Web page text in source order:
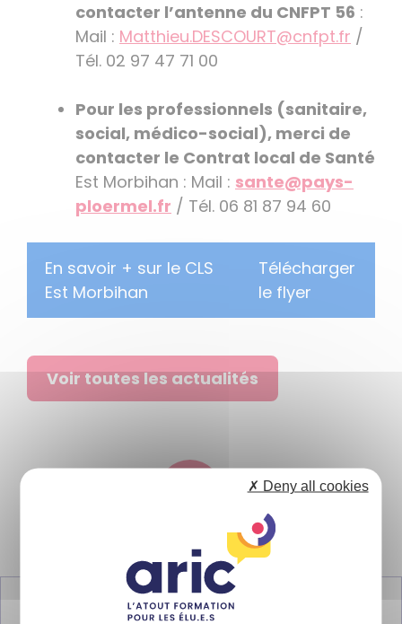
contacter l’antenne du CNFPT 56 :
Mail : Matthieu.DESCOURT@cnfpt.fr /
Tél. 02 97 47 71 00
Pour les professionnels (sanitaire,
social, médico-social), merci de
contacter le Contrat local de Santé
Est Morbihan : Mail : sante@pays-
ploermel.fr / Tél. 06 81 87 94 60
En savoir + sur le CLS
Est Morbihan
Télécharger
le flyer
Voir toutes les actualités
✗ Deny all cookies